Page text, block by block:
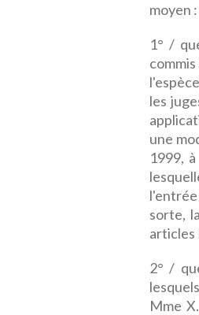
moyen :
1° /
les
une
1999,
sorte,
articles
2° /
Mme